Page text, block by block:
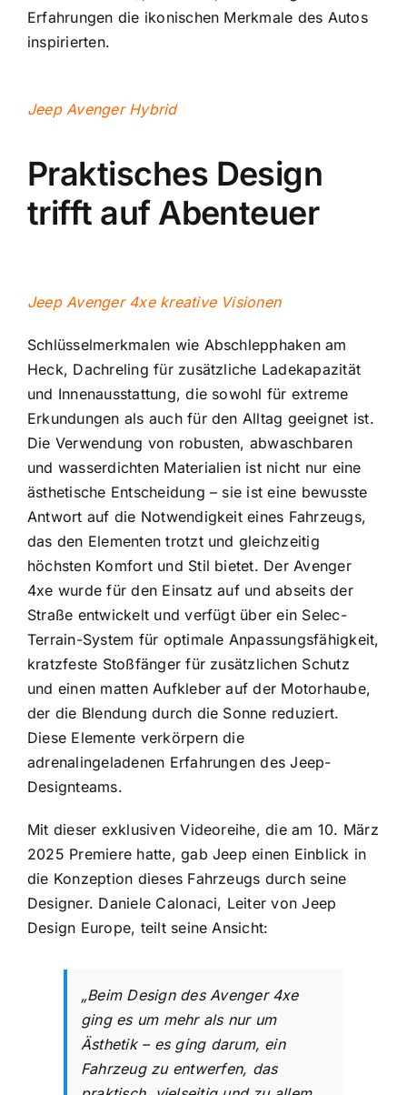
Erfahrungen die ikonischen Merkmale des Autos
inspirierten.
Jeep Avenger Hybrid
Praktisches Design
trifft auf Abenteuer
Jeep Avenger 4xe kreative Visionen
Schlüsselmerkmalen wie Abschlepphaken am
Heck, Dachreling für zusätzliche Ladekapazität
und Innenausstattung, die sowohl für extreme
Erkundungen als auch für den Alltag geeignet ist.
Die Verwendung von robusten, abwaschbaren
und wasserdichten Materialien ist nicht nur eine
ästhetische Entscheidung – sie ist eine bewusste
Antwort auf die Notwendigkeit eines Fahrzeugs,
das den Elementen trotzt und gleichzeitig
höchsten Komfort und Stil bietet. Der Avenger
4xe wurde für den Einsatz auf und abseits der
Straße entwickelt und verfügt über ein Selec-
Terrain-System für optimale Anpassungsfähigkeit,
kratzfeste Stoßfänger für zusätzlichen Schutz
und einen matten Aufkleber auf der Motorhaube,
der die Blendung durch die Sonne reduziert.
Diese Elemente verkörpern die
adrenalingeladenen Erfahrungen des Jeep-
Designteams.
Mit dieser exklusiven Videoreihe, die am 10. März
2025 Premiere hatte, gab Jeep einen Einblick in
die Konzeption dieses Fahrzeugs durch seine
Designer. Daniele Calonaci, Leiter von Jeep
Design Europe, teilt seine Ansicht:
„Beim Design des Avenger 4xe
ging es um mehr als nur um
Ästhetik – es ging darum, ein
Fahrzeug zu entwerfen, das